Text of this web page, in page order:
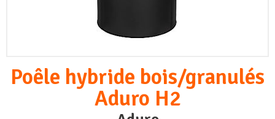
Poêle hybride bois/granulés
Aduro H2